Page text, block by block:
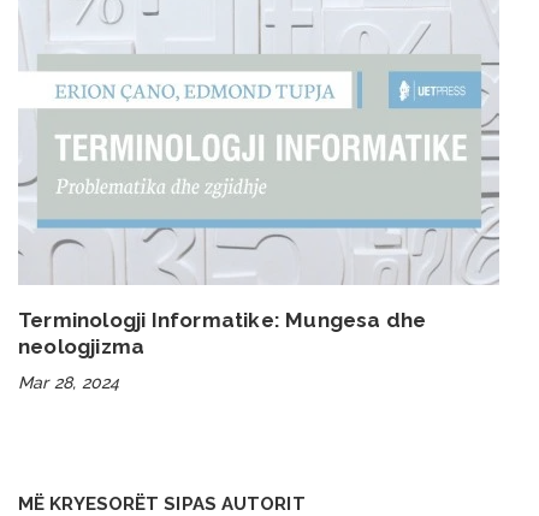
Terminologji Informatike: Mungesa dhe
neologjizma
Mar 28, 2024
MË KRYESORËT SIPAS AUTORIT